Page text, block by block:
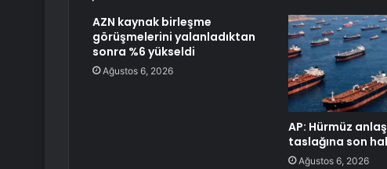
AZN kaynak birleşme
görüşmelerini yalanladıktan
sonra %6 yükseldi
Ağustos 6, 2026
AP: Hürmüz
taslağına son
Ağustos 6, 2026